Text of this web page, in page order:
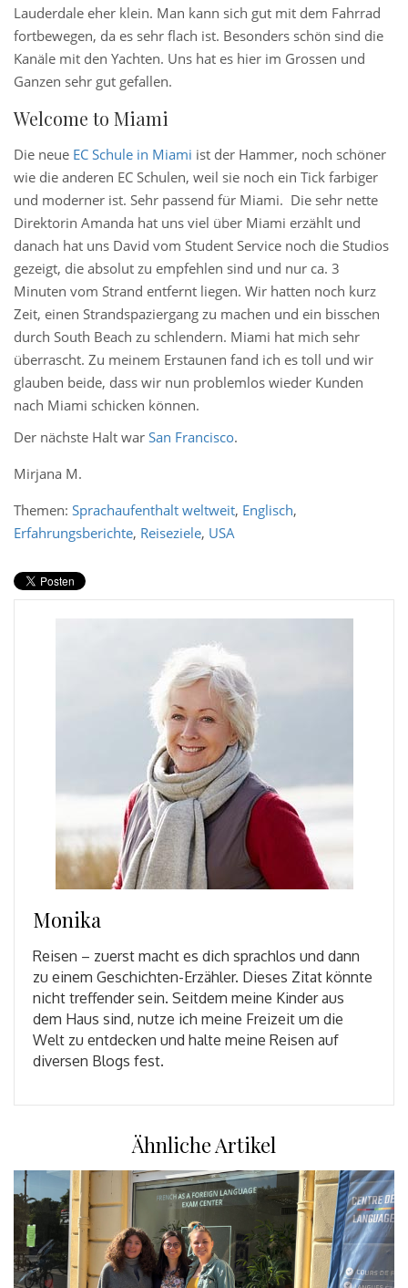
Lauderdale eher klein. Man kann sich gut mit dem Fahrrad
fortbewegen, da es sehr flach ist. Besonders schön sind die
Kanäle mit den Yachten. Uns hat es hier im Grossen und
Ganzen sehr gut gefallen.
Welcome to Miami
Die neue EC Schule in Miami ist der Hammer, noch schöner
wie die anderen EC Schulen, weil sie noch ein Tick farbiger
und moderner ist. Sehr passend für Miami. Die sehr nette
Direktorin Amanda hat uns viel über Miami erzählt und
danach hat uns David vom Student Service noch die Studios
gezeigt, die absolut zu empfehlen sind und nur ca. 3
Minuten vom Strand entfernt liegen. Wir hatten noch kurz
Zeit, einen Strandspaziergang zu machen und ein bisschen
durch South Beach zu schlendern. Miami hat mich sehr
überrascht. Zu meinem Erstaunen fand ich es toll und wir
glauben beide, dass wir nun problemlos wieder Kunden
nach Miami schicken können.
Der nächste Halt war San Francisco.
Mirjana M.
Themen: Sprachaufenthalt weltweit, Englisch,
Erfahrungsberichte, Reiseziele, USA
Monika
Reisen – zuerst macht es dich sprachlos und dann
zu einem Geschichten-Erzähler. Dieses Zitat könnte
nicht treffender sein. Seitdem meine Kinder aus
dem Haus sind, nutze ich meine Freizeit um die
Welt zu entdecken und halte meine Reisen auf
diversen Blogs fest.
Ähnliche Artikel